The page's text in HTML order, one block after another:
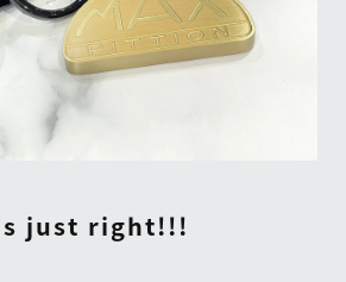
just right!!!